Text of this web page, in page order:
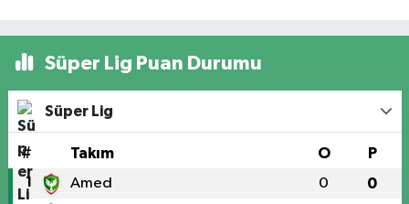
Süper Lig Puan Durumu
Süper Lig
# Takım O P
1 Amed 0 0